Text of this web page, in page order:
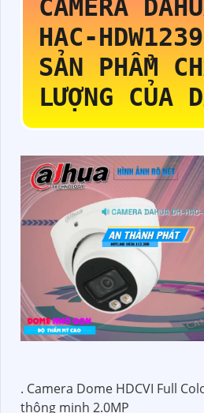
CAMERA
HAC-
SẢN PHẨM
LƯỢNG CỦA
. Camera Dome HDCVI Full
thông minh 2.0MP